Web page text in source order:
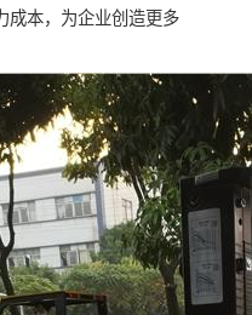
成本，为企业创造更多